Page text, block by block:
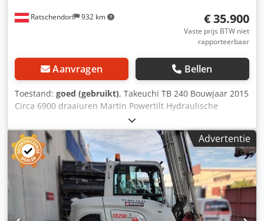
Ratschendorf 932 km € 35.900
Vaste prijs BTW niet
rapporteerbaar
Aanvragen Bellen
Toestand: goed (gebruikt), Takeuchi TB 240 Bouwjaar 2015
Circa 6900 draaiuren Martin Powertilt Hydraulische
snelwissel 3 bakken Extra hydrauliek Chjdpfxjzpwm Rs Ad
Nea Goed onderhouden Airconditioning Zeer goede staat
Bezorging mogelijk!
Advertentie